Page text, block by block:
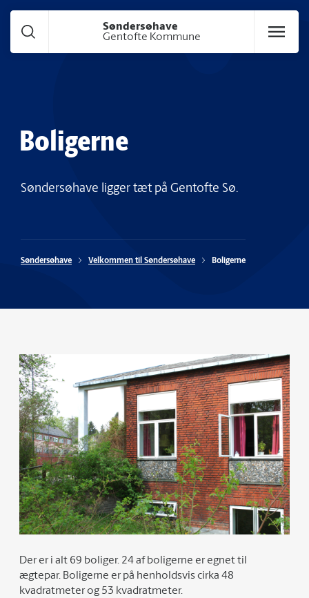
Søndersøhave
Gentofte Kommune
Boligerne
Søndersøhave ligger tæt på Gentofte Sø.
Søndersøhave Velkommen til Søndersøhave Boligerne
Der er i alt 69 boliger. 24 af boligerne er egnet til
ægtepar. Boligerne er på henholdsvis cirka 48
kvadratmeter og 53 kvadratmeter.